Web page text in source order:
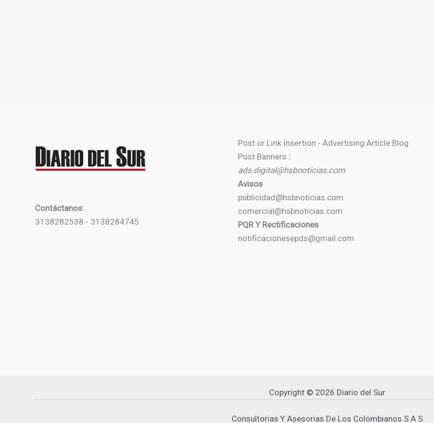
Contáctanos:
3138282538 - 3138284745
Post or Link Insertion - Advertising Article Blog
Post Banners :
ads.digital@hsbnoticias.com
Avisos
publicidad@hsbnoticias.com
comercial@hsbnoticias.com
PQR Y Rectificaciones
notificacionesepds@gmail.com
Copyright © 2026 Diario del Sur
Consultorias Y Asesorias De Los Colombianos S A S